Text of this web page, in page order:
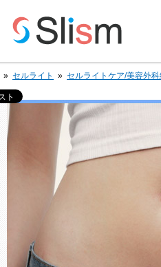
» セルライト » セルライトケア/美容外